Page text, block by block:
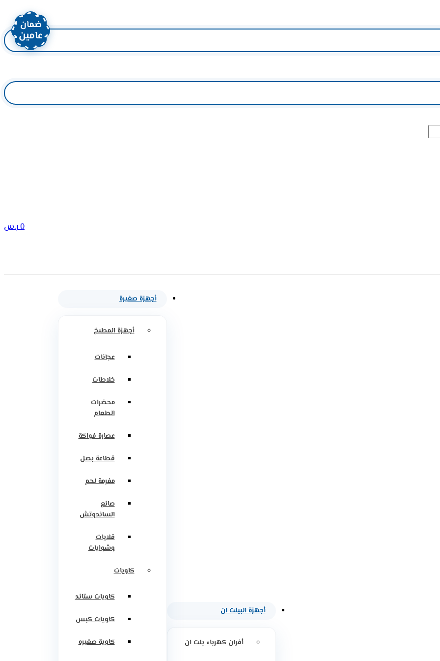
0ر.س
أجهزة البيلت ان
أفران كهرباء بلت ان
أجهزة صغيرة
أجهزة المطبخ
عجانات
خلاطات
محضرات
الطعام
عصارة فواكة
قطاعة بصل
مفرمة لحم
صانع
الساندوتش
قلايات
وشوايات
كاويات
كاويات ستاند
كاويات كبس
كاوية صغيره
ضمان
عامين